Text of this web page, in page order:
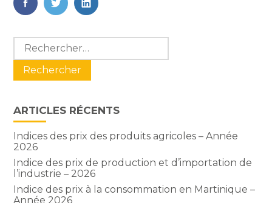
FaceBook
TwitterLinkedIn
Blog
sidebar
Rechercher :
ARTICLES RÉCENTS
Indices des prix des produits agricoles – Année
2026
Indice des prix de production et d’importation de
l’industrie – 2026
Indice des prix à la consommation en Martinique –
Année 2026